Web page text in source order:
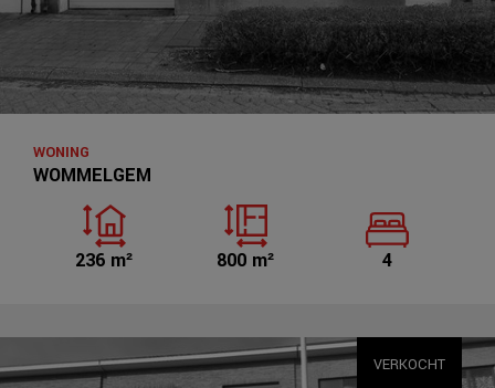
WOMMELGEM
WONING
4
800 m²
236 m²
VERKOCHT